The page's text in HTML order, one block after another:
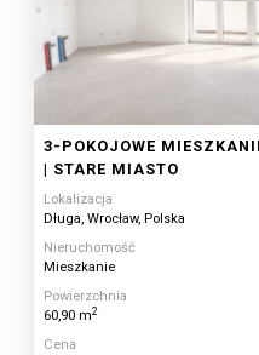
3-POKOJOWE
| STARE MIASTO
Lokalizacja
Długa, Wrocław, Polska
Nieruchomość
Mieszkanie
Powierzchnia
60,90 m2
Cena